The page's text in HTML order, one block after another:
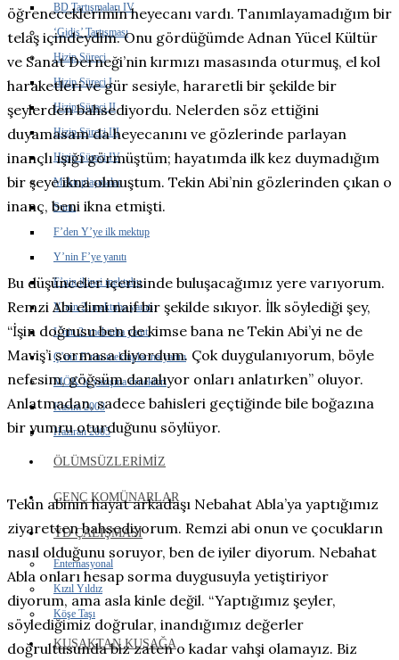
BD Tartışmaları IV
‘Gidiş’ Tartışması
Hizip Süreci
Hizip Süreci I
Hizip Süreci II
Hizip Süreci III
Hizip Süreci IV
Mektuplaşmalar
Sunu
F’den Y’ye ilk mektup
Y’nin F’ye yanıtı
F’nin ikinci mektubu
Y’nin 2. mektuba yanıtı
L’nin 2. mektuba yanıtı
Ç’nin F’nin mektuplarına yanıtı
MÖK’le yazışma örnekleri
Kasım 2003
Haziran 2005
ÖLÜMSÜZLERIMIZ
GENÇ KOMÜNARLAR
YD ÇALIŞMASI
Enternasyonal
Kızıl Yıldız
Köşe Taşı
KUŞAKTAN KUŞAĞA
öğreneceklerimin heyecanı vardı. Tanımlayamadığım bir
telaş içindeydim. Onu gördüğümde Adnan Yücel Kültür
ve Sanat Derneği’nin kırmızı masasında oturmuş, el kol
haraketleri ve gür sesiyle, hararetli bir şekilde bir
şeylerden bahsediyordu. Nelerden söz ettiğini
duyamasam da heyecanını ve gözlerinde parlayan
inançlı ışığı görmüştüm; hayatımda ilk kez duymadığım
bir şeye ikna olmuştum. Tekin Abi’nin gözlerinden çıkan o
inanç, beni ikna etmişti.
Bu düşünceler içerisinde buluşacağımız yere varıyorum.
Remzi Abi elimi naif bir şekilde sıkıyor. İlk söylediği şey,
“İşin doğrusu ben de kimse bana ne Tekin Abi’yi ne de
Maviş’i sormasa diyordum. Çok duygulanıyorum, böyle
nefesim, göğsüm daralıyor onları anlatırken” oluyor.
Anlatmadan, sadece bahisleri geçtiğinde bile boğazına
bir yumru oturduğunu söylüyor.
Tekin abinin hayat arkadaşı Nebahat Abla’ya yaptığımız
ziyaretten bahsediyorum. Remzi abi onun ve çocukların
nasıl olduğunu soruyor, ben de iyiler diyorum. Nebahat
Abla onları hesap sorma duygusuyla yetiştiriyor
diyorum, ama asla kinle değil. “Yaptığımız şeyler,
söylediğimiz doğrular, inandığımız değerler
doğrultusunda biz zaten o kadar vahşi olamayız. Biz